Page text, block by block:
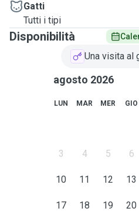
Gatti
Tutti i tipi
Disponibilità
Una visita al
agosto 2026
LUN MAR MER GIO
3 4 5 6
10 11 12 13
17 18 19 20